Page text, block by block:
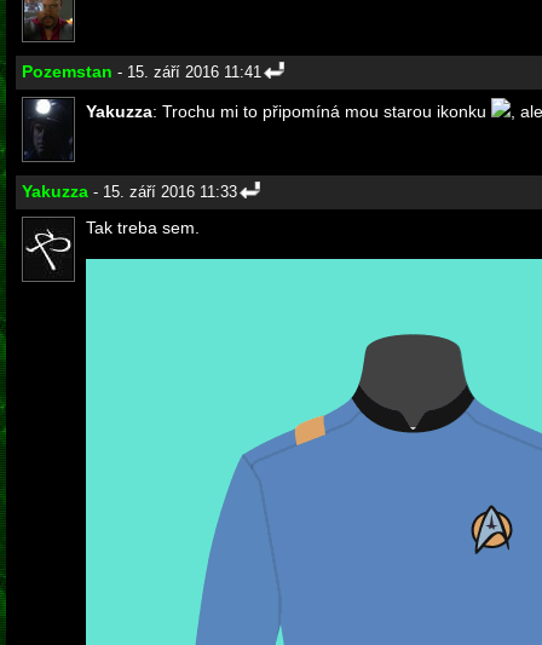
Pozemstan - 15. září 2016 11:41
Yakuzza: Trochu mi to připomíná mou starou ikonku ,
Yakuzza - 15. září 2016 11:33
Tak treba sem.